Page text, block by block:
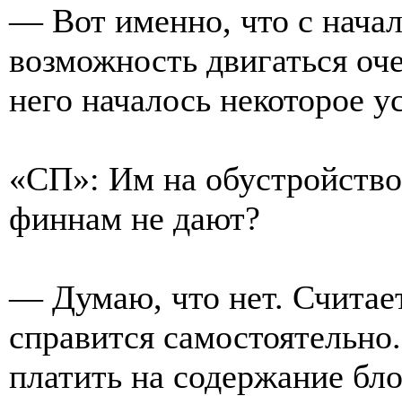
— Вот именно, что с
возможность двигаться
него началось некоторое
«СП»: Им на
финнам не дают?
— Думаю, что нет.
справится
платить на содержание